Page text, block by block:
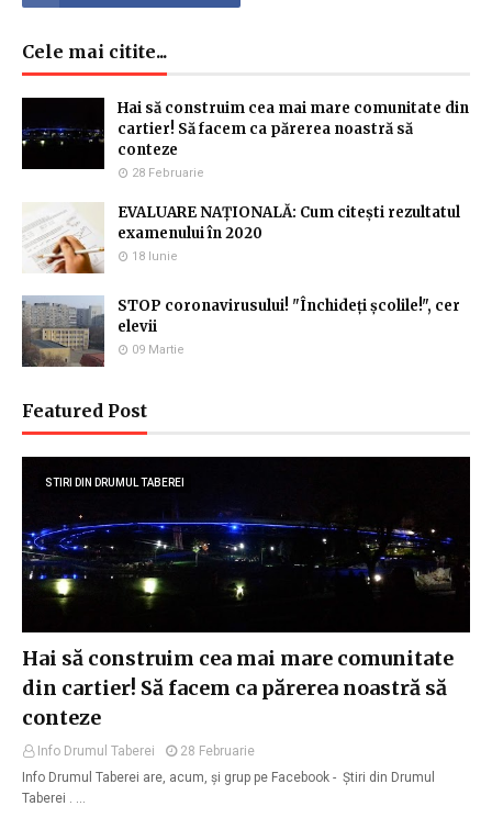
Cele mai citite...
Hai să construim cea mai mare comunitate din
cartier! Să facem ca părerea noastră să
conteze
28 Februarie
EVALUARE NAȚIONALĂ: Cum citești rezultatul
examenului în 2020
18 Iunie
STOP coronavirusului! "Închideți școlile!", cer
elevii
09 Martie
Featured Post
STIRI DIN DRUMUL TABEREI
Hai să construim cea mai mare comunitate
din cartier! Să facem ca părerea noastră să
conteze
Info Drumul Taberei
28 Februarie
Info Drumul Taberei are, acum, și grup pe Facebook - Știri din Drumul
Taberei . …